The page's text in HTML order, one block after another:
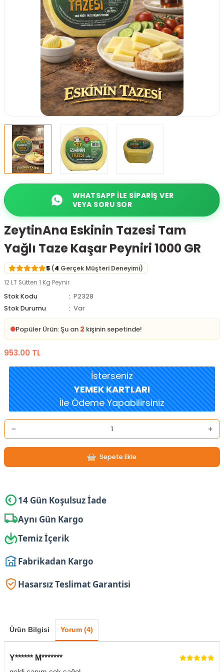
WHATSAPP ILE SIPARIŞ VER
VEYA SORU SOR
ZeytinAna Eskinin Tazesi Tam
Yağlı Taze Kaşar Peyniri 1000 GR
5 (4 Gerçek Müşteri Deneyimi)
12 LT Sütten 1 Kg Peynir
Stok Kodu
P2328
Stok Durumu
Var
Popüler Ürün: Şu an 2 kişinin sepetinde!
953.00 TL
İsterseniz
YEMEK KARTLARI
İle Ödeme Yapabilirsiniz
Sepete Ekle
14 Gün Koşulsuz İade
Aynı Gün Kargo
Temiz İçerik
Fabrikadan Kargo
Hasarsız Teslimat Garantisi
Ürün Bilgisi Yorum (4)
Y****** M*******